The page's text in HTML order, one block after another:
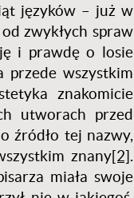
języków – już w
zwykłych spraw
i prawdę o losie
przede wszystkim
znakomicie
utworach przed
źródło tej nazwy,
znany[2].
miała swoje